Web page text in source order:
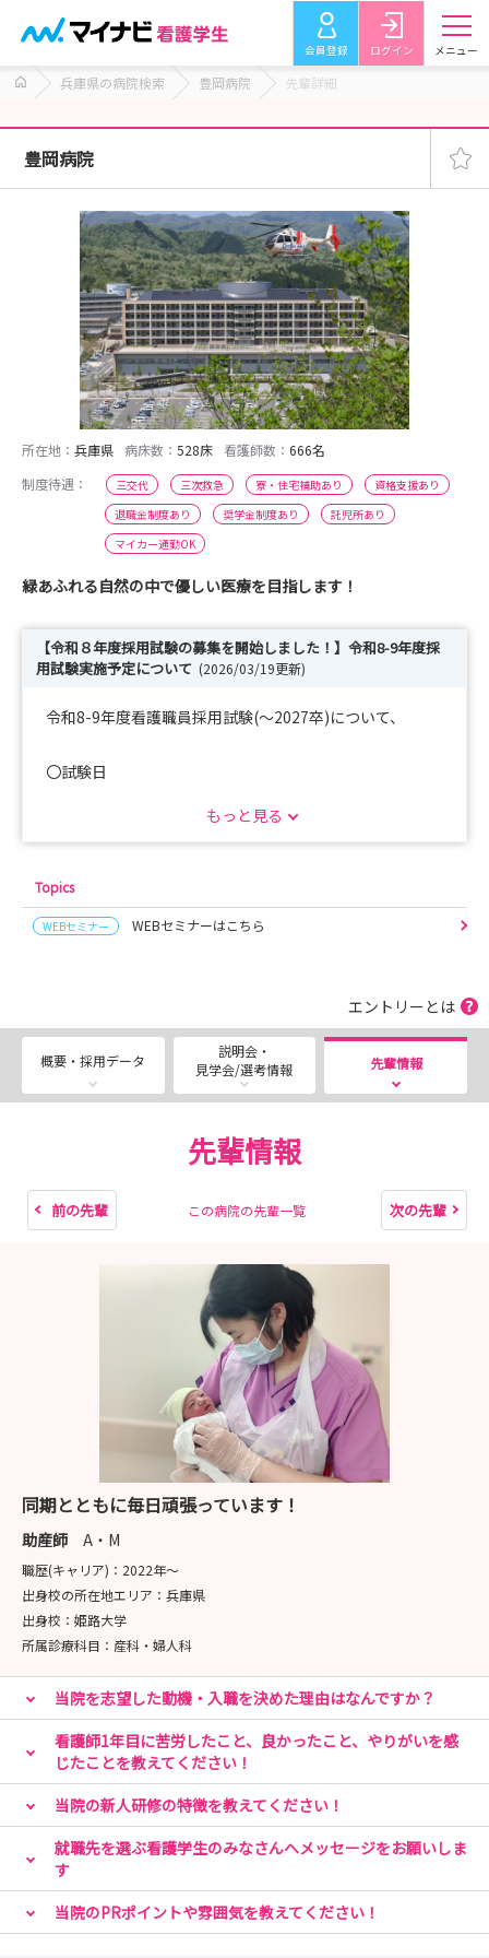
会員登録 ログイン メニュー
兵庫県の病院検索 豊岡病院 先輩詳細
豊岡病院
所在地： 兵庫県 病床数： 528床 看護師数： 666名
制度待遇：
三交代 三次救急 寮・住宅補助あり
資格支援あり
退職金制度あり
奨学金制度あり
託児所あり
マイカー通勤OK
緑あふれる自然の中で優しい医療を目指します！
【令和８年度採用試験の募集を開始しました！】令和8-9年度採
用試験実施予定について (2026/03/19更新)
令和8-9年度看護職員採用試験(～2027卒)について、
〇試験日
第2回：令和8年5月24日(日)/ 同年５月18日（月）まで
その他詳細、申込みは、看護師募集サイト↓【To－
Nurse】をご確認ください。
公立豊岡病院組合公式サイト（https://www.toyookahp-
kumiai.or.jp/）
（https://www.toyookahp-kumiai.or.jp/to-nurse/
もっと見る
Topics
WEBセミナー WEBセミナーはこちら
エントリーとは
概要・採用データ
説明会・
見学会/選考情報
先輩情報
先輩情報
前の先輩 この病院の先輩一覧 次の先輩
同期とともに毎日頑張っています！
助産師 A・M
職歴(キャリア)： 2022年〜
出身校の所在地エリア： 兵庫県
出身校： 姫路大学
所属診療科目： 産科・婦人科
当院を志望した動機・入職を決めた理由はなんですか？
看護師1年目に苦労したこと、良かったこと、やりがいを感
じたことを教えてください！
当院の新人研修の特徴を教えてください！
就職先を選ぶ看護学生のみなさんへメッセージをお願いしま
す
当院のPRポイントや雰囲気を教えてください！